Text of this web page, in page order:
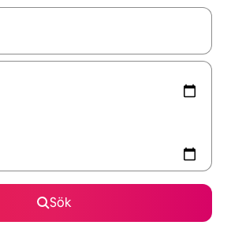
kan du navigera med upp- och
Sök